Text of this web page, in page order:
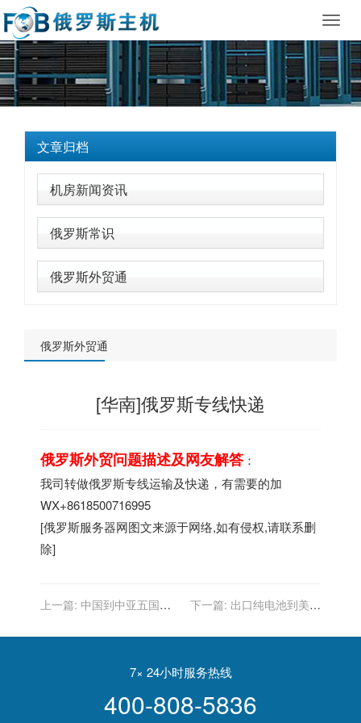
文章归档
机房新闻资讯
俄罗斯常识
俄罗斯外贸通
俄罗斯外贸通
[华南]俄罗斯专线快递
俄罗斯外贸问题描述及网友解答：
我司转做俄罗斯专线运输及快递，有需要的加
WX+8618500716995
[俄罗斯服务器网图文来源于网络,如有侵权,请联系删
除]
上一篇: 中国到中亚五国、
下一篇: 出口纯电池到美国
清包税？
7× 24小时服务热线
400-808-5836